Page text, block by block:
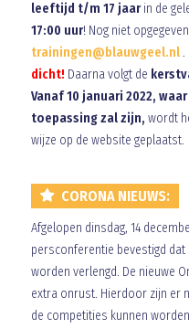
leeftijd t/m 17 jaarin de
17:00 uur! Nog niet
trainingen@blauwgeel.nl.
dicht! Daarna volgt de
Vanaf 10 januari 2022,
toepassing zal zijn, wordt
wijze op de website geplaatst.
CORONA NIEUWS:
Afgelopen dinsdag, 14
persconferentie bevestigd dat
worden verlengd. De nieuwe
extra onrust. Hierdoor zijn er
de competities kunnen